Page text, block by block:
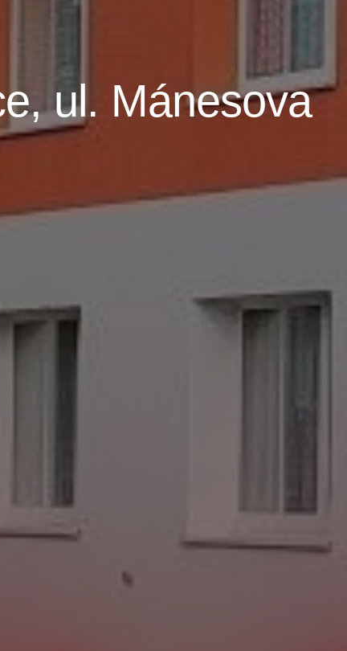
ul. Mánesova